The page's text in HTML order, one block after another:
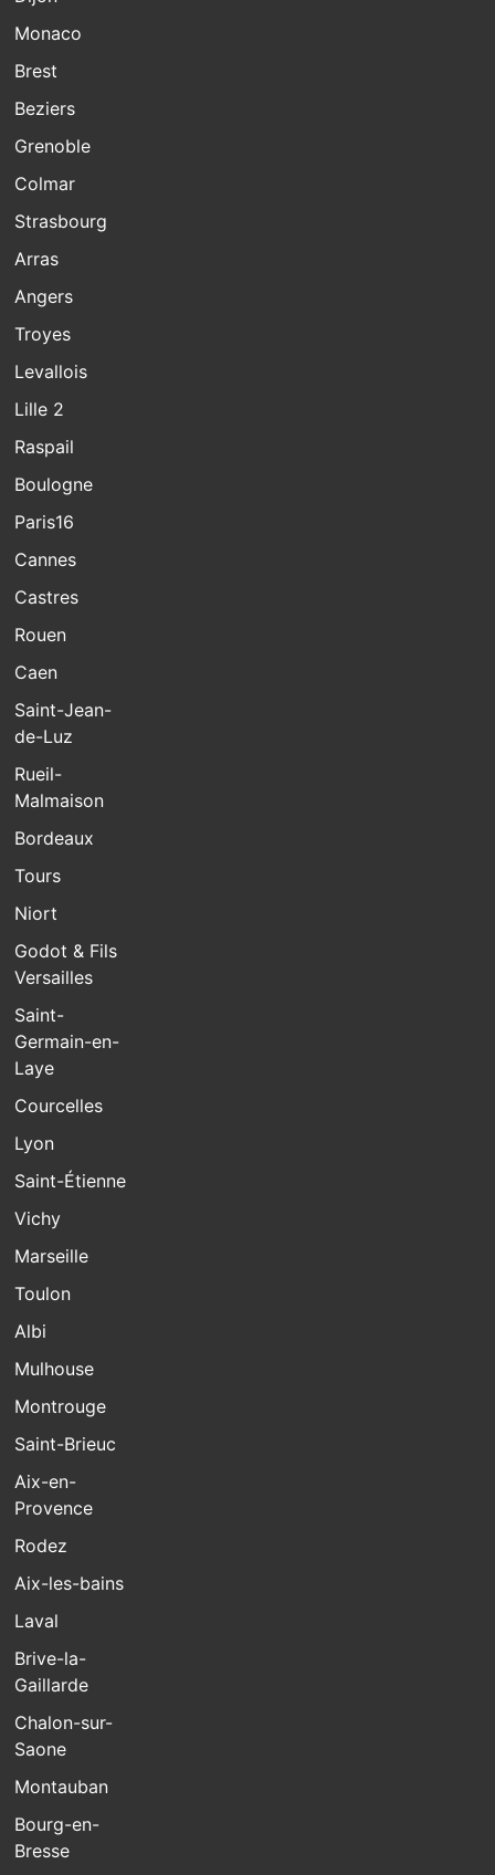
Monaco
Brest
Beziers
Grenoble
Colmar
Strasbourg
Arras
Angers
Troyes
Levallois
Lille 2
Raspail
Boulogne
Paris16
Cannes
Castres
Rouen
Caen
Saint-Jean-
de-Luz
Rueil-
Malmaison
Bordeaux
Tours
Niort
Godot & Fils
Versailles
Saint-
Germain-en-
Laye
Courcelles
Lyon
Saint-Étienne
Vichy
Marseille
Toulon
Albi
Mulhouse
Montrouge
Saint-Brieuc
Aix-en-
Provence
Rodez
Aix-les-bains
Laval
Brive-la-
Gaillarde
Chalon-sur-
Saone
Montauban
Bourg-en-
Bresse